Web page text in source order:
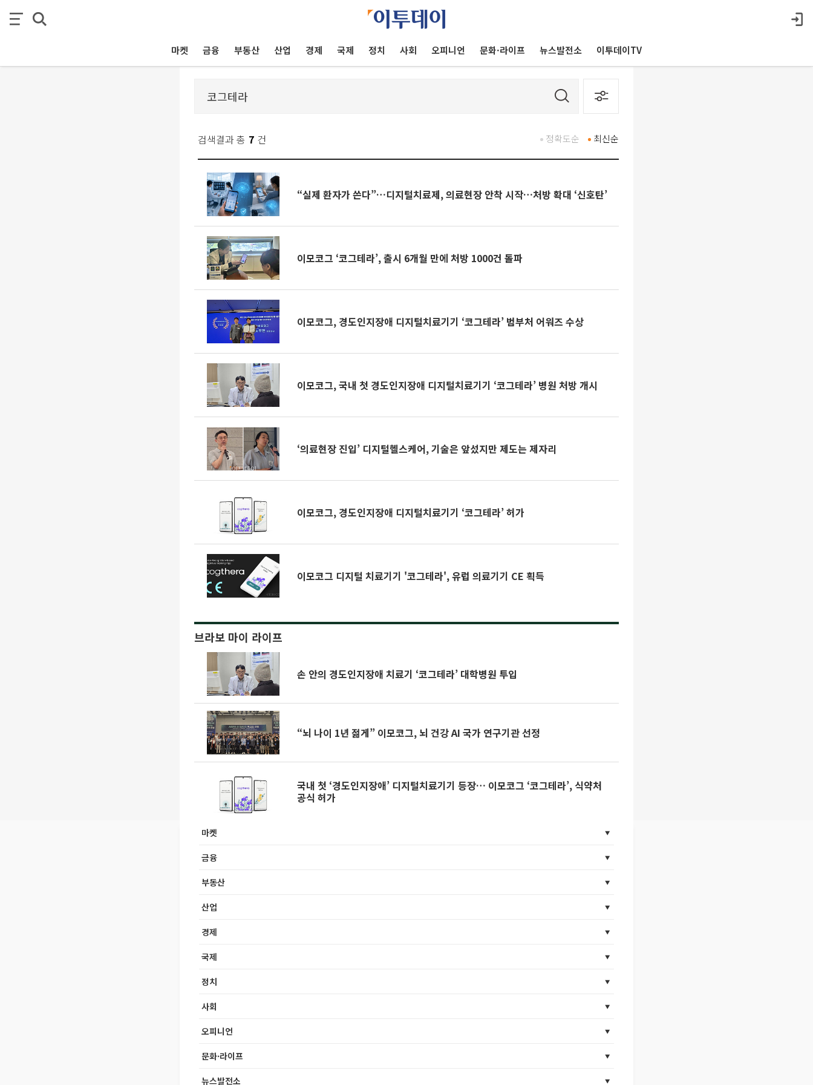
마켓 금융 부동산 산업 경제 국제 정치 사회 오피니언 문화·라이프 뉴스발전소 이투데이TV
검색결과 총 7 건 최신순
정확도순
“실제 환자가 쓴다”…디지털치료제, 의료현장 안착 시작…처방 확대 ‘신호탄’
이모코그 ‘코그테라’, 출시 6개월 만에 처방 1000건 돌파
이모코그, 경도인지장애 디지털치료기기 ‘코그테라’ 범부처 어워즈 수상
이모코그, 국내 첫 경도인지장애 디지털치료기기 ‘코그테라’ 병원 처방 개시
‘의료현장 진입’ 디지털헬스케어, 기술은 앞섰지만 제도는 제자리
이모코그, 경도인지장애 디지털치료기기 ‘코그테라’ 허가
이모코그 디지털 치료기기 '코그테라', 유럽 의료기기 CE 획득
브라보 마이 라이프
손 안의 경도인지장애 치료기 ‘코그테라’ 대학병원 투입
“뇌 나이 1년 젊게” 이모코그, 뇌 건강 AI 국가 연구기관 선정
국내 첫 ‘경도인지장애’ 디지털치료기기 등장… 이모코그 ‘코그테라’, 식약처
공식 허가
마켓
금융
부동산
산업
경제
국제
정치
사회
오피니언
문화·라이프
뉴스발전소